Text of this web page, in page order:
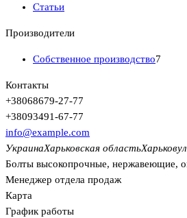
Статьи
Производители
Собственное производство7
Контакты
+38068679-27-77
+38093491-67-77
info@example.com
УкраинаХарьковская областьХарьков
Болты высокопрочные, нержавеющие,
Менеджер отдела продаж
Карта
График работы